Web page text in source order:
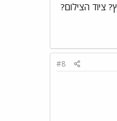
ציוד הצילום?
#8